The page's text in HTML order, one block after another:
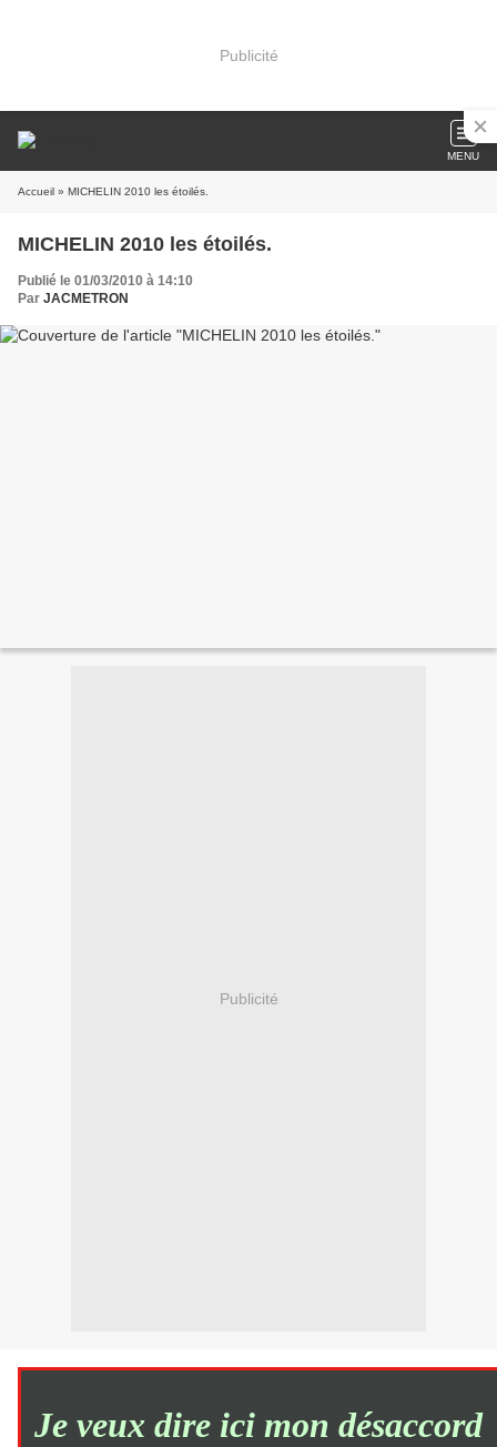
Publicité
MENU
Accueil » MICHELIN 2010 les étoilés.
MICHELIN 2010 les étoilés.
Publié le 01/03/2010 à 14:10
Par JACMETRON
Publicité
Je veux dire ici mon désaccord